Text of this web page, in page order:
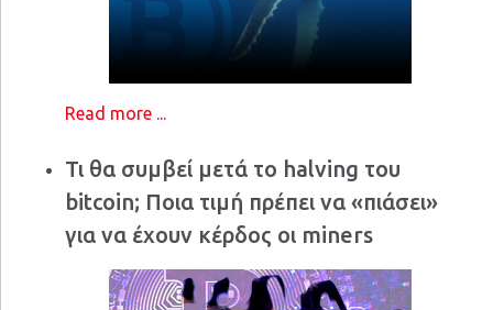
Read more ...
Τι θα συμβεί μετά το halving του
bitcoin; Ποια τιμή πρέπει να «πιάσει»
για να έχουν κέρδος οι miners